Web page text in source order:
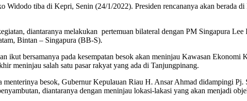
tiba di Kepri, Senin (24/1/2022). Presiden rencananya akan berada
diantaranya melakukan pertemuan bilateral dengan PM Singapura
Bintan – Singapura (BB-S).
ikut bersamanya pada kesempatan besok akan meninjau Kawasan
meninjau salah satu pasar rakyat yang ada di Tanjungpinang.
menterinya besok, Gubernur Kepulauan Riau H. Ansar Ahmad didampingi
diantaranya dengan meninjau lokasi-lakasi yang akan menjadi